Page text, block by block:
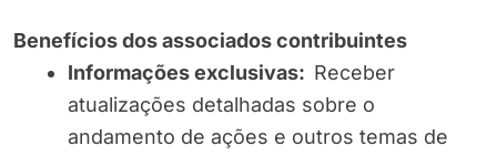
Benefícios dos associados contribuintes
Informações exclusivas: Receber
atualizações detalhadas sobre o
andamento de ações e outros temas de